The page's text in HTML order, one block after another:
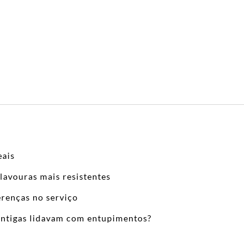
mais resistentes
no serviço
lidavam com entupimentos?